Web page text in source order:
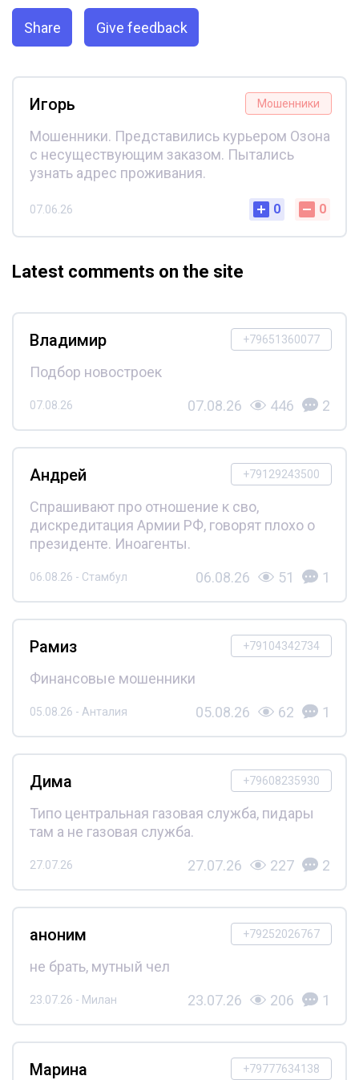
Share Give feedback
Мошенники
Игорь
Мошенники. Представились курьером Озона
с несуществующим заказом. Пытались
узнать адрес проживания.
07.06.26 0 0
Latest comments on the site
+79651360077
Владимир
Подбор новостроек
07.08.26 07.08.26 446 2
+79129243500
Андрей
Спрашивают про отношение к сво,
дискредитация Армии РФ, говорят плохо о
президенте. Иноагенты.
06.08.26 - Стамбул 06.08.26 51 1
+79104342734
Рамиз
Финансовые мошенники
05.08.26 - Анталия 05.08.26 62 1
+79608235930
Дима
Типо центральная газовая служба, пидары
там а не газовая служба.
27.07.26 27.07.26 227 2
+79252026767
аноним
не брать, мутный чел
23.07.26 - Милан 23.07.26 206 1
+79777634138
Марина